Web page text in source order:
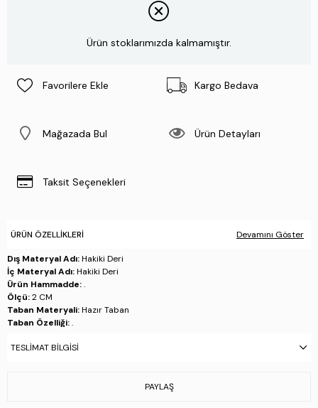
Ürün stoklarımızda kalmamıştır.
Favorilere Ekle Kargo Bedava
Mağazada Bul Ürün Detayları
Taksit Seçenekleri
ÜRÜN ÖZELLIKLERI Devamını Göster
Dış Materyal Adı:Hakiki Deri
İç Materyal Adı:Hakiki Deri
Ürün Hammadde:.
Ölçü:2 CM
Taban Materyali:Hazır Taban
Taban Özelliği:.
Üretim Yeri:İtalya
TESLIMAT BILGISI
PAYLAŞ